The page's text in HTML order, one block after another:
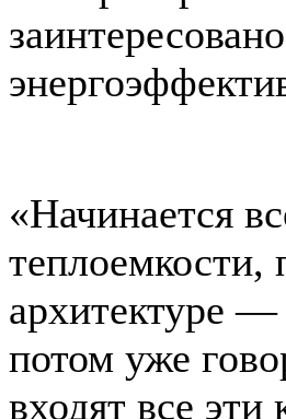
«Начинается
теплоемкости,
архитектуре
потом уже
входят все эти